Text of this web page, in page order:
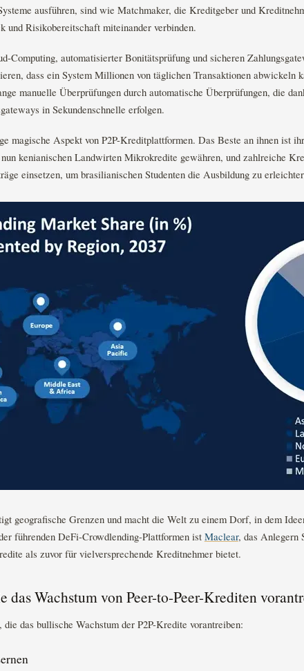
ausführen, sind wie Matchmaker, die Kreditgeber und
und Risikobereitschaft miteinander verbinden.
Computing, automatisierter Bonitätsprüfung und sicheren
dass ein System Millionen von täglichen Transaktionen abwickeln
manuelle Überprüfungen durch automatische Überprüfungen, die
in Sekundenschnelle erfolgen.
magische Aspekt von P2P-Kreditplattformen. Das Beste an ihnen ist
kenianischen Landwirten Mikrokredite gewähren, und zahlreiche
einsetzen, um brasilianischen Studenten die Ausbildung zu
geografische Grenzen und macht die Welt zu einem Dorf, in dem
führenden DeFi-Crowdlending-Plattformen ist Maclear, das Anlegern
als zuvor für vielversprechende Kreditnehmer bietet.
das Wachstum von Peer-to-Peer-Krediten
das bullische Wachstum der P2P-Kredite vorantreiben: